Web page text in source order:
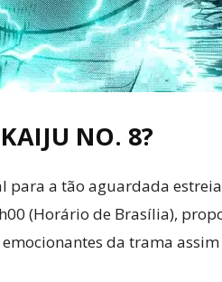
NO. 8?
para a tão aguardada
(Horário de Brasília),
da trama